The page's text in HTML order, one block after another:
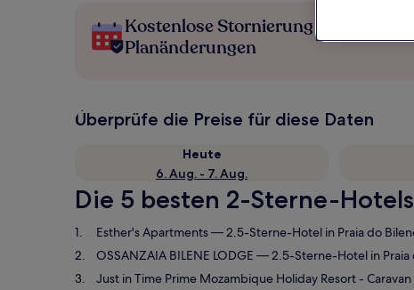
Kostenlose Stornierung bei
Planänderungen
Überprüfe die Preise für diese Daten
Heute
6. Aug. - 7. Aug.
Die 5 besten 2-Sterne-
Esther's Apartments— 2.5-Sterne-Hotel in Praia do
OSSANZAIA BILENE LODGE — 2.5-Sterne-Hotel in Praia
Just in Time Prime Mozambique Holiday Resort - Caravan